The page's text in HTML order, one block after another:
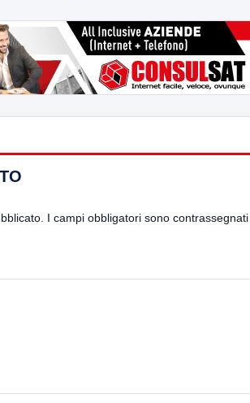
I campi obbligatori sono contrassegnati